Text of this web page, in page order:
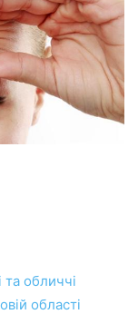
обличчі
області